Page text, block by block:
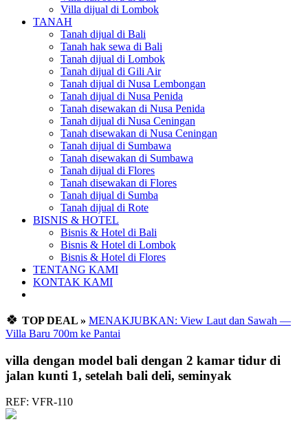
Villa dijual di Lombok
TANAH
Tanah dijual di Bali
Tanah hak sewa di Bali
Tanah dijual di Lombok
Tanah dijual di Gili Air
Tanah dijual di Nusa Lembongan
Tanah dijual di Nusa Penida
Tanah disewakan di Nusa Penida
Tanah dijual di Nusa Ceningan
Tanah disewakan di Nusa Ceningan
Tanah dijual di Sumbawa
Tanah disewakan di Sumbawa
Tanah dijual di Flores
Tanah disewakan di Flores
Tanah dijual di Sumba
Tanah dijual di Rote
BISNIS & HOTEL
Bisnis & Hotel di Bali
Bisnis & Hotel di Lombok
Bisnis & Hotel di Flores
TENTANG KAMI
KONTAK KAMI
🍀 TOP DEAL » MENAKJUBKAN: View Laut dan Sawah —
Villa Baru 700m ke Pantai
villa dengan model bali dengan 2 kamar tidur di
jalan kunti 1, setelah bali deli, seminyak
REF: VFR-110